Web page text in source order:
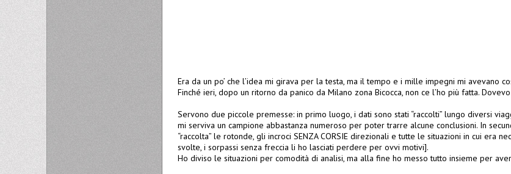
Era da un po’ che l’idea mi girava per la testa, ma il tempo e i mille impegni mi avevano
Finché ieri, dopo un ritorno da panico da Milano zona Bicocca, non ce l’ho più fatta.
Servono due piccole premesse: in primo luogo, i dati sono stati “raccolti” lungo diversi
mi serviva un campione abbastanza numeroso per poter trarre alcune conclusioni. In
“raccolta” le rotonde, gli incroci SENZA CORSIE direzionali e tutte le situazioni in cui era
svolte, i sorpassi senza freccia li ho lasciati perdere per ovvi motivi].
Ho diviso le situazioni per comodità di analisi, ma alla fine ho messo tutto insieme per